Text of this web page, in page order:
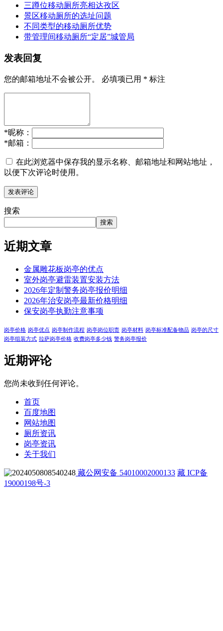
三蹲位移动厕所亮相达孜区
景区移动厕所的选址问题
不同类型的移动厕所优势
带管理间移动厕所“定居”城管局
发表回复
您的邮箱地址不会被公开。 必填项已用 * 标注
*昵称：
*邮箱：
在此浏览器中保存我的显示名称、邮箱地址和网站地址，
以便下次评论时使用。
搜索
搜索
近期文章
金属雕花板岗亭的优点
室外岗亭避雷装置安装方法
2026年定制警务岗亭报价明细
2026年治安岗亭最新价格明细
保安岗亭执勤注意事项
岗亭价格 岗亭优点 岗亭制作流程 岗亭岗位职责 岗亭材料 岗亭标准配备物品 岗亭的尺寸
岗亭组装方式 拉萨岗亭价格 收费岗亭多少钱 警务岗亭报价
近期评论
您尚未收到任何评论。
首页
百度地图
网站地图
厕所资讯
岗亭资讯
关于我们
藏公网安备 54010002000133 藏 ICP备
19000198号-3